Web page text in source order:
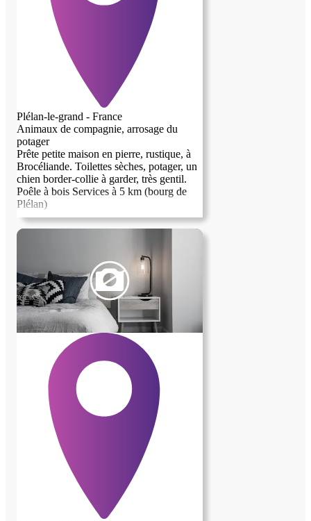
Plélan-le-grand - France
Animaux de compagnie, arrosage du
potager
Prête petite maison en pierre, rustique, à
Brocéliande. Toilettes sèches, potager, un
chien border-collie à garder, très gentil.
Poêle à bois Services à 5 km (bourg de
Plélan)